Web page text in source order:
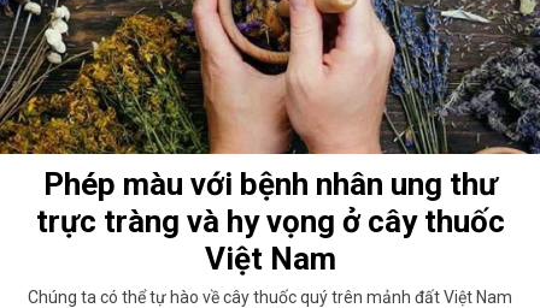
Phép màu với bệnh nhân ung thư
trực tràng và hy vọng ở cây thuốc
Việt Nam
Chúng ta có thể tự hào về cây thuốc quý trên mảnh đất Việt Nam